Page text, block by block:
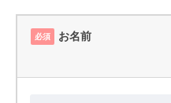
必須 お名前